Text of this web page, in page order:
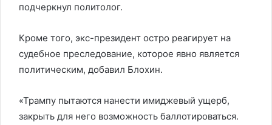
подчеркнул политолог.
Кроме того, экс-президент остро реагирует на
судебное преследование, которое явно является
политическим, добавил Блохин.
«Трампу пытаются нанести имиджевый ущерб,
закрыть для него возможность баллотироваться.